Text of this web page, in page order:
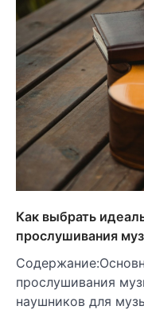
Как выбрать
прослушивания
прослушивания
наушников для